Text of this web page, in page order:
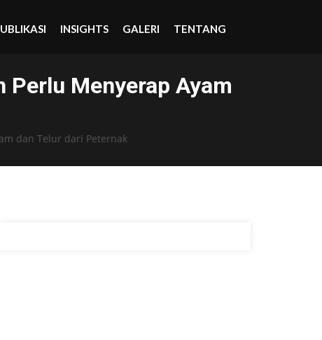
INSIGHTS GALERI TENTANG
Perlu Menyerap Ayam
dan Telur dari Peternak